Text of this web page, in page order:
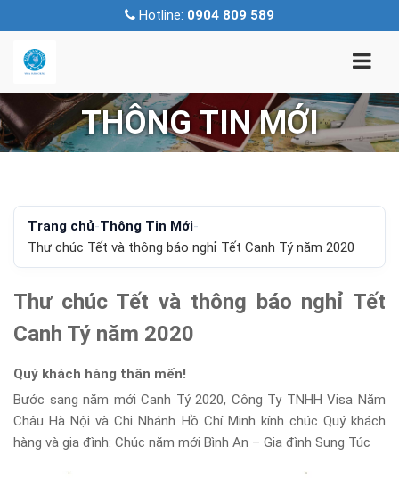
Hotline: 0904 809 589
THÔNG TIN MỚI
Trang chủ-Thông Tin Mới-
Thư chúc Tết và thông báo nghỉ Tết Canh Tý năm 2020
Thư chúc Tết và thông báo nghỉ Tết
Canh Tý năm 2020
Quý khách hàng thân mến!
Bước sang năm mới Canh Tý 2020, Công Ty TNHH Visa Năm
Châu Hà Nội và Chi Nhánh Hồ Chí Minh kính chúc Quý khách
hàng và gia đình: Chúc năm mới Bình An – Gia đình Sung Túc